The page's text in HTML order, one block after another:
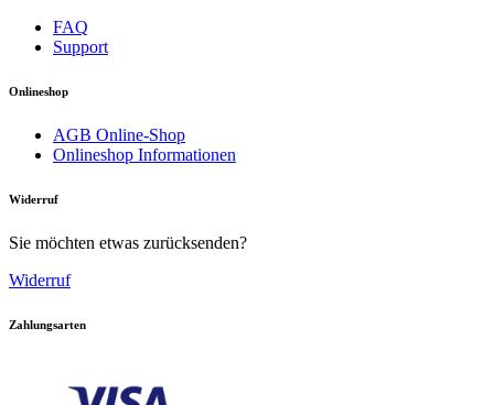
Download PDF
FAQ
Support
Onlineshop
AGB Online-Shop
Onlineshop Informationen
Widerruf
Sie möchten etwas zurücksenden?
Widerruf
Zahlungsarten